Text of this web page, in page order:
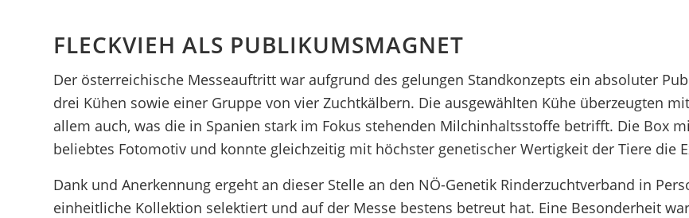
FLECKVIEH ALS PUBLIKUMSMAGNET
Der österreichische Messeauftritt war aufgrund des gelungen Standkonzepts ein absoluter
drei Kühen sowie einer Gruppe von vier Zuchtkälbern. Die ausgewählten Kühe überzeugten
allem auch, was die in Spanien stark im Fokus stehenden Milchinhaltsstoffe betrifft. Die Box
beliebtes Fotomotiv und konnte gleichzeitig mit höchster genetischer Wertigkeit der Tiere die
Dank und Anerkennung ergeht an dieser Stelle an den NÖ-Genetik Rinderzuchtverband in
einheitliche Kollektion selektiert und auf der Messe bestens betreut hat. Eine Besonderheit